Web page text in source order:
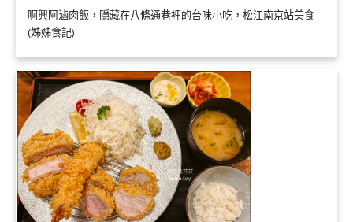
啊興阿滷肉飯，隱藏在八條通巷裡的台味小吃，松江南京站美食
(姊姊食記)